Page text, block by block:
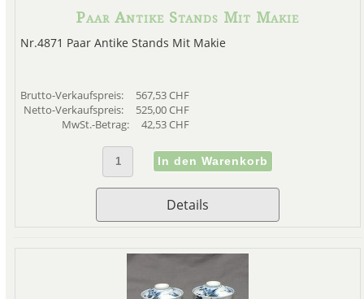
Die Modernisierung Japans
beträchtlichen Zunahme
Gegenstände, sondern auch
komplexen neuen
Die wichtigsten Künstler
auch andere wichtige Künstler
Paar Antike Stands Mit Makie
Nr.4871 Paar Antike Stands Mit Makie
Brutto-Verkaufspreis:
567,53 CHF
Netto-Verkaufspreis:
525,00 CHF
MwSt.-Betrag:
42,53 CHF
Details